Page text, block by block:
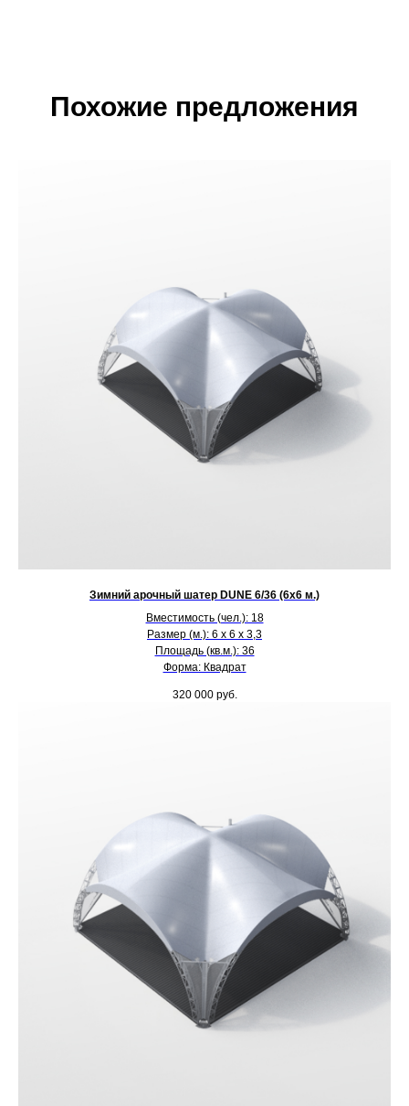
Похожие предложения
Зимний арочный шатер DUNE 6/36 (6х6 м.)
Вместимость (чел.): 18
Размер (м.): 6 х 6 х 3,3
Площадь (кв.м.): 36
Форма: Квадрат
320 000 руб.